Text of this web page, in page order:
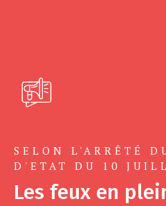
SELON L'ARRÊTÉ
D'ETAT DU 10
Les feux en